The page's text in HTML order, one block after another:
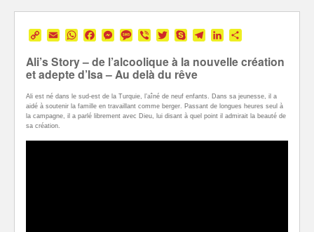
CopyEmailWhatsApp
Facebook
Messenger
Message
ViberTwitterSkypeTelegramLinkedIn
Ali’s Story – de l’alcoolique à la nouvelle création
et adepte d’Isa – Au delà du rêve
Ali est né dans le sud-est de la Turquie, l’aîné de neuf enfants. Dans sa jeunesse, il a
aidé à soutenir la famille en travaillant comme berger. Passant de longues heures seul à
la campagne, il a parlé librement avec Dieu, lui disant à quel point il admirait la beauté de
sa création.